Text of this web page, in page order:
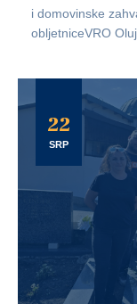
i domovinske
obljetniceVRO
22
SRP